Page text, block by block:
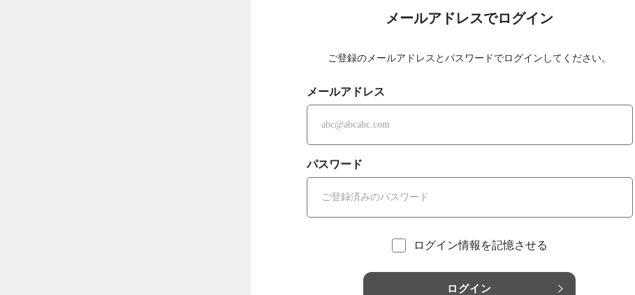
メールアドレスでログイン
ご登録のメールアドレスとパスワードでログインしてください。
メールアドレス
パスワード
ログイン情報を記憶させる
ログイン